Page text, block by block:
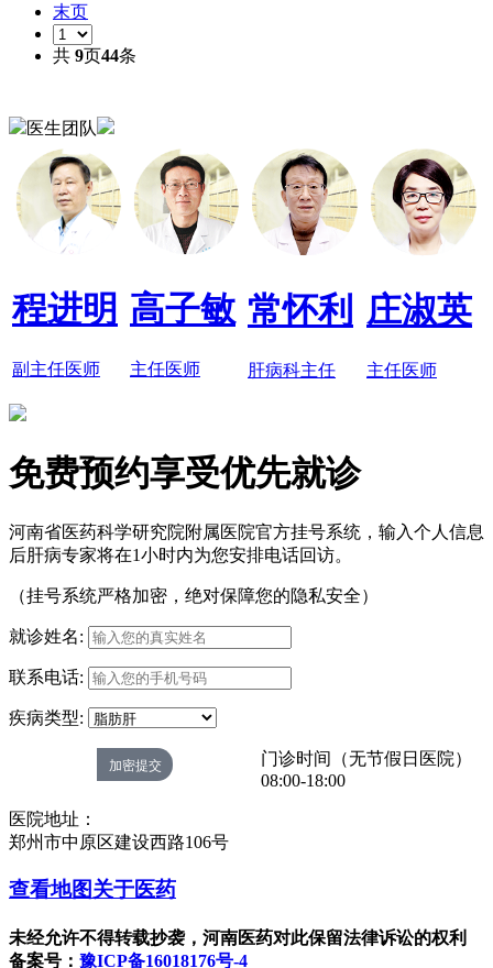
末页
共 9页44条
医生团队
程进明
副主任医师
高子敏
主任医师
常怀利
肝病科主任
庄淑英
主任医师
免费预约享受优先就诊
河南省医药科学研究院附属医院官方挂号系统，输入个人信息
后肝病专家将在1小时内为您安排电话回访。
（挂号系统严格加密，绝对保障您的隐私安全）
就诊姓名:
联系电话:
疾病类型:
门诊时间（无节假日医院）
08:00-18:00
医院地址：
郑州市中原区建设西路106号
查看地图关于医药
未经允许不得转载抄袭，河南医药对此保留法律诉讼的权利
备案号： 豫ICP备16018176号-4